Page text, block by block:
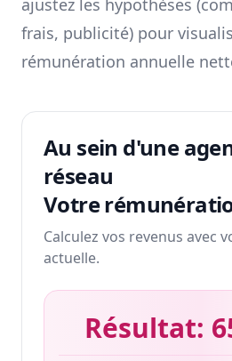
ajustez les hypothèses
frais, publicité) pour
rémunération annuelle
Au sein d'une
réseau
Votre
Calculez vos revenus avec
actuelle.
Résultat: